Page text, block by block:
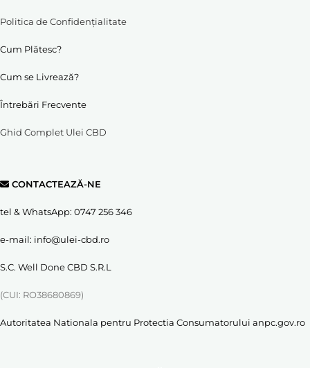
Politica de Confidențialitate
Cum Plătesc?
Cum se Livrează?
Întrebări Frecvente
Ghid Complet Ulei CBD
CONTACTEAZĂ-NE
tel & WhatsApp: 0747 256 346
e-mail: info@ulei-cbd.ro
S.C. Well Done CBD S.R.L
(CUI: RO38680869)
Autoritatea Nationala pentru Protectia Consumatorului anpc.gov.ro